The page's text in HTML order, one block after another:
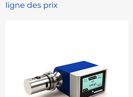
ligne des prix